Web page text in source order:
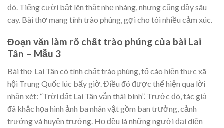
đó. Tiếng cười bật lên thật nhẹ nhàng, nhưng cũng đầy sâu
cay. Bài thơ mang tính trào phúng, gợi cho tôi nhiều cảm xúc.
Đoạn văn làm rõ chất trào phúng của bài Lai
Tân – Mẫu 3
Bài thơ Lai Tân có tính chất trào phúng, tố cáo hiện thực xã
hội Trung Quốc lúc bấy giờ. Điều đó được thể hiện qua lời
nhận xét: “Trời đất Lai Tân vẫn thái bình”. Trước đó, tác giả
đã khắc họa hình ảnh ba nhân vật gồm ban trưởng, cảnh
trưởng và huyện trưởng. Họ đều là những người đại diện